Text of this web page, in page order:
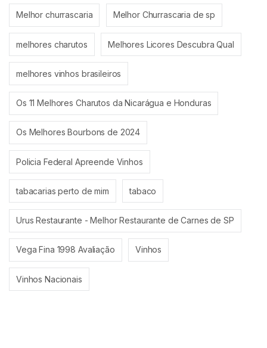
Melhor churrascaria Melhor Churrascaria de sp
melhores charutos Melhores Licores Descubra Qual
melhores vinhos brasileiros
Os 11 Melhores Charutos da Nicarágua e Honduras
Os Melhores Bourbons de 2024
Policia Federal Apreende Vinhos
tabacarias perto de mim tabaco
Urus Restaurante - Melhor Restaurante de Carnes de SP
Vega Fina 1998 Avaliação Vinhos
Vinhos Nacionais